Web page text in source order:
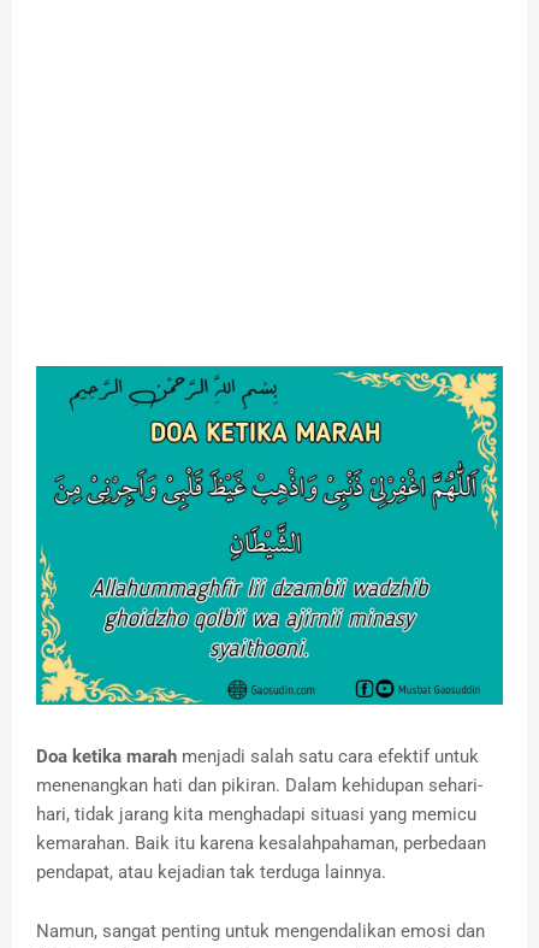
Doa ketika marah menjadi salah satu cara efektif untuk
menenangkan hati dan pikiran. Dalam kehidupan sehari-
hari, tidak jarang kita menghadapi situasi yang memicu
kemarahan. Baik itu karena kesalahpahaman, perbedaan
pendapat, atau kejadian tak terduga lainnya.
Namun, sangat penting untuk mengendalikan emosi dan